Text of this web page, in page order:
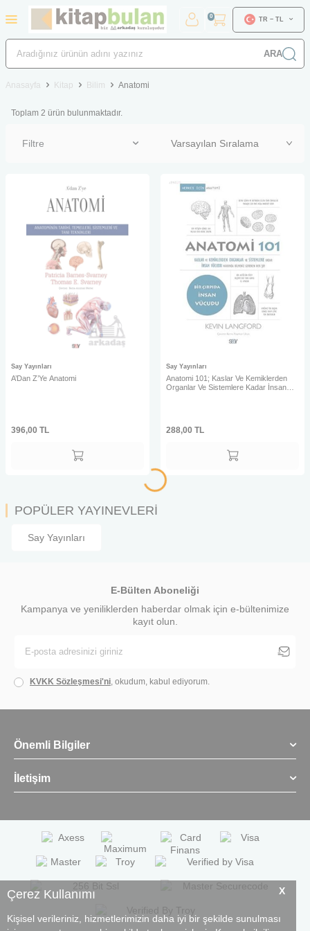
X
Çerez Kullanımı
Kişisel verileriniz, hizmetlerimizin daha iyi bir şekilde sunulması
ARA
0 TR − TL
Anasayfa Kitap Bilim Anatomi
Toplam 2 ürün bulunmaktadır.
Filtre
Say Yayınları
A’Dan Z’Ye Anatomi
396,00 TL
Say Yayınları
Anatomi 101; Kaslar Ve Kemiklerden
Organlar Ve Sistemlere Kadar İnsan
288,00 TL
POPÜLER YAYINEVLERİ
Say Yayınları
E-Bülten Aboneliği
Kampanya ve yeniliklerden haberdar olmak için e-bültenimize
kayıt olun.
KVKK Sözleşmesi'ni , okudum, kabul ediyorum.
Önemli Bilgiler
İletişim